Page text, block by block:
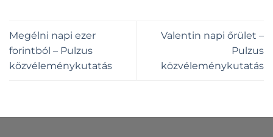
Megélni napi ezer
forintból – Pulzus
közvéleménykutatás
Valentin napi őrület –
Pulzus
közvéleménykutatás